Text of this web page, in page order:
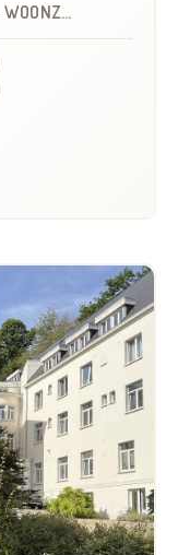
WOONZORGCENTRUM (WZC)